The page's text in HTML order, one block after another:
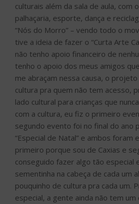
culturais além da sala de aula, com
palhaçaria, esporte, dança e
“Nós do Morro” – vendo todo o
tive a ideia de fazer o “Curta Arte
não tenho apoio financeiro de
tenho o apoio dos meus amigos
me abraçam nessa causa, o
cultura pra quem não tem acesso,
lado cultural para crianças que
com a cultura, eu fiz o primeiro
segundo evento foi no final do ano
“Especial de Natal” e ambos foram
primeiro porque sou de Caxias e
conseguido fazer algo tão especial
sementinha na cabeça de cada um
pouquinho de cultura pra cada um.
especial, a gente ainda não tem um